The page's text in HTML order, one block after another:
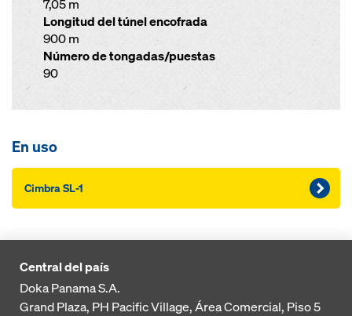
7,05 m
Longitud del túnel encofrada
900 m
Número de tongadas/puestas
90
En uso
Cimbra SL-1
Central del país
Doka Panama S.A.
Grand Plaza, PH Pacific Village, Área Comercial, Piso 5